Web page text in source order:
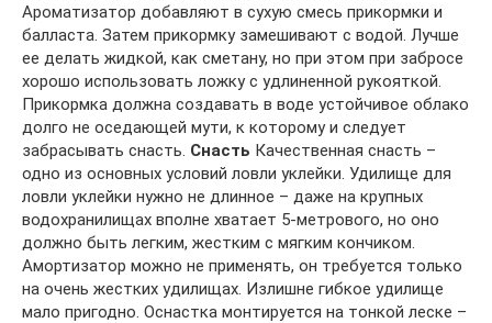
Ароматизатор добавляют в сухую смесь прикормки и
балласта. Затем прикормку замешивают с водой. Лучше
ее делать жидкой, как сметану, но при этом при забросе
хорошо использовать ложку с удлиненной рукояткой.
Прикормка должна создавать в воде устойчивое облако
долго не оседающей мути, к которому и следует
забрасывать снасть. Снасть Качественная снасть –
одно из основных условий ловли уклейки. Удилище для
ловли уклейки нужно не длинное – даже на крупных
водохранилищах вполне хватает 5-метрового, но оно
должно быть легким, жестким с мягким кончиком.
Амортизатор можно не применять, он требуется только
на очень жестких удилищах. Излишне гибкое удилище
мало пригодно. Оснастка монтируется на тонкой леске –